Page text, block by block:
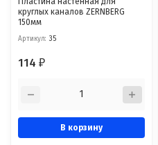
круглых каналов ZERNBERG
150мм
Артикул: 35
114₽
В корзину